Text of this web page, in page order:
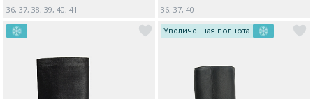
36, 37, 38, 39, 40, 41
36, 37, 40
Увеличенная полнота